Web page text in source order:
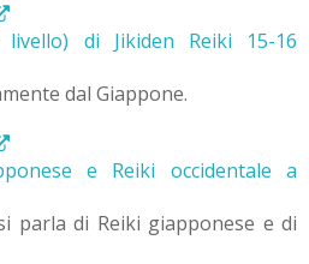
livello) di Jikiden Reiki 15-16
dal Giappone.
e Reiki occidentale a
parla di Reiki giapponese e di